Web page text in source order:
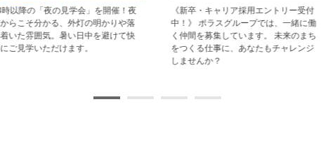
でモデルハウス見学ができるポラ
新築一戸建て・分譲住宅をご紹介
す。
【登録無料】ポラスの新築一戸建て・
分譲住宅情報をいち早くお届けするメ
ールマガジン配信サービスです。